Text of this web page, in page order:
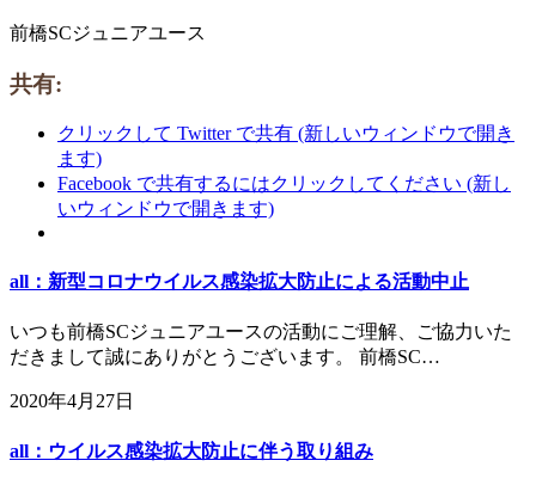
前橋SCジュニアユース
共有:
クリックして Twitter で共有 (新しいウィンドウで開き
ます)
Facebook で共有するにはクリックしてください (新し
いウィンドウで開きます)
all：新型コロナウイルス感染拡大防止による活動中止
いつも前橋SCジュニアユースの活動にご理解、ご協力いた
だきまして誠にありがとうございます。 前橋SC…
2020年4月27日
all：ウイルス感染拡大防止に伴う取り組み